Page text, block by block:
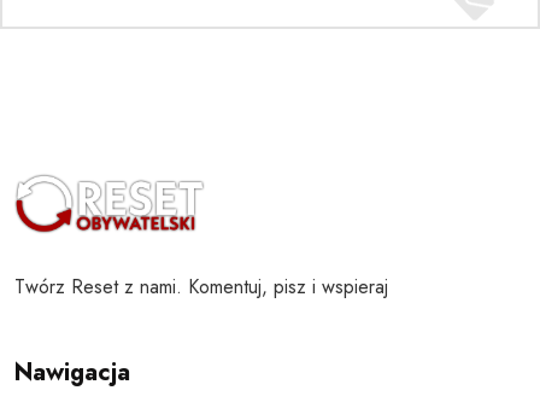
Twórz Reset z nami. Komentuj, pisz i wspieraj
Nawigacja